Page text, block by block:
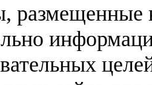
размещенные